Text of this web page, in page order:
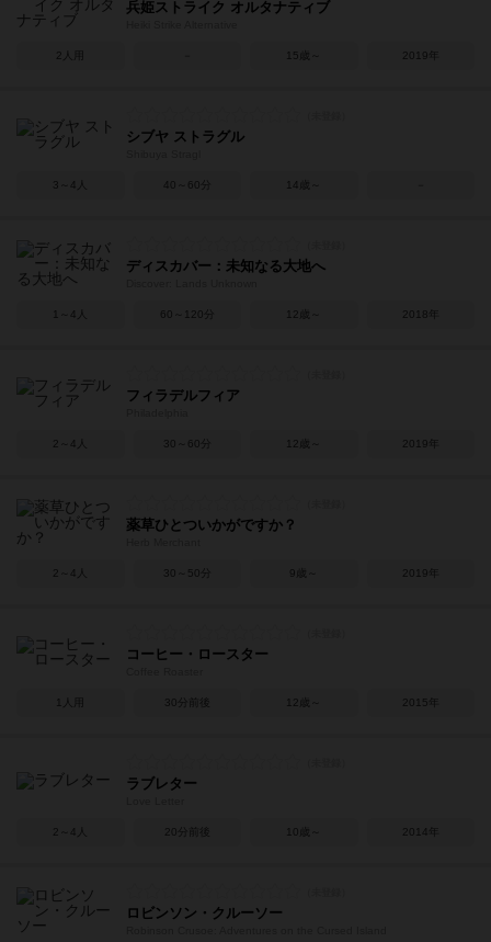
兵姫ストライク オルタナティブ
2人用 15歳～ 2019年
シブヤ ストラグル
3～4人 40～60分 14歳～
ディスカバー：未知なる大地へ
1～4人 60～120分 12歳～ 2018年
フィラデルフィア
2～4人 30～60分 12歳～ 2019年
薬草ひとついかがですか？
2～4人 30～50分 9歳～ 2019年
コーヒー・ロースター
1人用 30分前後 12歳～ 2015年
ラブレター
2～4人 20分前後 10歳～ 2014年
ロビンソン・クルーソー